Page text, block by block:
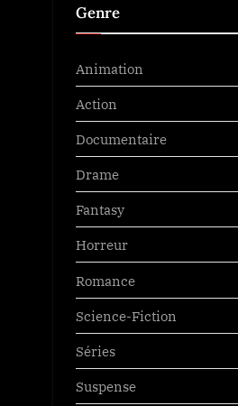
Genre
Animation
Action
Documentaire
Drame
Fantasy
Horreur
Romance
Science-Fiction
Séries
Suspense